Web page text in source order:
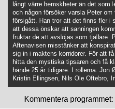
långt värre hemskheter än det som
och någon försöker varsla Peter om
försigått. Han tror att det finns fler i
att dessa önskar att sanningen
fruktar de att avslöjas som tjallare.
Aftenavisen misstänker att
sig in i maktens korridorer. För att
hitta den mystiska tipsaren och få
hände 25 år tidigare. I rollerna: Jon
Kristin Ellingsen, Nils Ole Oftebro,
Kommentera programmet: